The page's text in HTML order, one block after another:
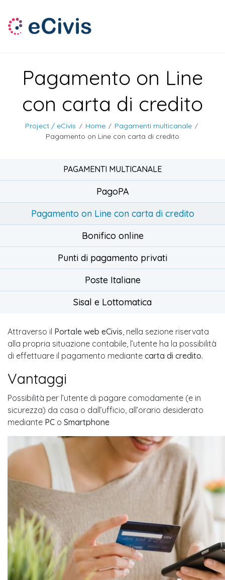
Pagamento on Line
con carta di credito
Project / eCivis / Home / Pagamenti multicanale /
Pagamento on Line con carta di credito
Attraverso il Portale web eCivis, nella sezione riservata
alla propria situazione contabile, l’utente ha la possibilità
di effettuare il pagamento mediante carta di credito.
Vantaggi
Possibilità per l’utente di pagare comodamente (e in
sicurezza) da casa o dall’ufficio, all’orario desiderato
mediante PC o Smartphone
PAGAMENTI MULTICANALE
PagoPA
Pagamento on Line con carta di credito
Bonifico online
Punti di pagamento privati
Poste Italiane
Sisal e Lottomatica